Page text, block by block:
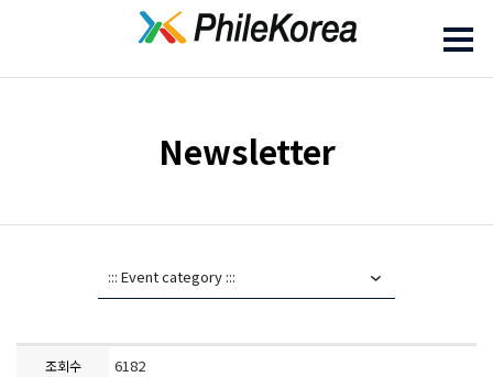
Newsletter
조회수 6182